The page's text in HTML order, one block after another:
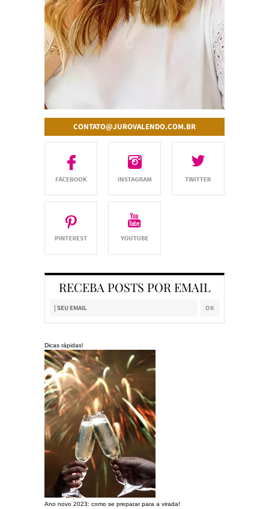
CONTATO@JUROVALENDO.COM.BR
RECEBA POSTS POR EMAIL
Dicas rápidas!
Ano novo 2023: como se preparar para a virada!